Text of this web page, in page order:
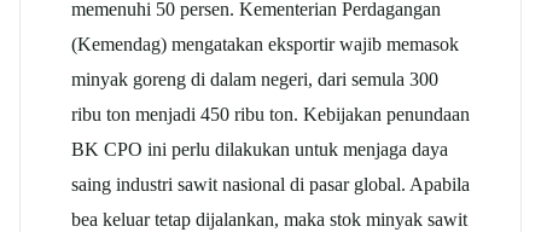
memenuhi 50 persen. Kementerian Perdagangan
(Kemendag) mengatakan eksportir wajib memasok
minyak goreng di dalam negeri, dari semula 300
ribu ton menjadi 450 ribu ton. Kebijakan penundaan
BK CPO ini perlu dilakukan untuk menjaga daya
saing industri sawit nasional di pasar global. Apabila
bea keluar tetap dijalankan, maka stok minyak sawit